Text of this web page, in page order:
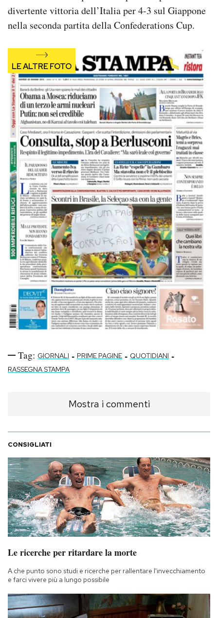
Notifiche mobile
Regala il Post
Esci
divertente vittoria dell’Italia per 4-3 sul Giappone
nella seconda partita della Confederations Cup.
Tag: GIORNALI - PRIME PAGINE - QUOTIDIANI -
RASSEGNA STAMPA
Mostra i commenti
CONSIGLIATI
Le ricerche per ritardare la morte
A che punto sono studi e ricerche per rallentare l'invecchiamento
e farci vivere più a lungo possibile